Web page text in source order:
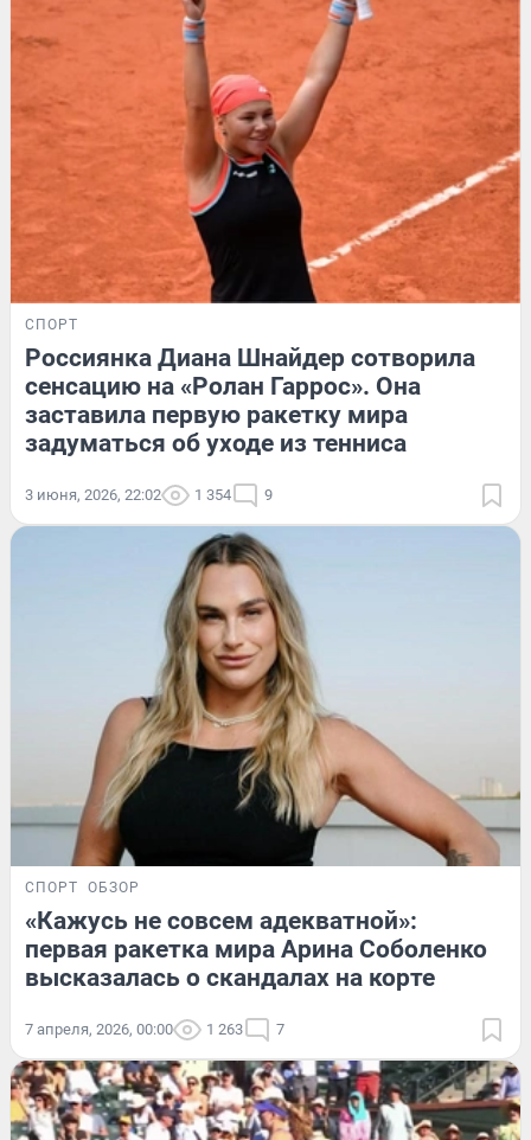
СПОРТ
Россиянка Диана Шнайдер сотворила
сенсацию на «Ролан Гаррос». Она
заставила первую ракетку мира
задуматься об уходе из тенниса
3 июня, 2026, 22:02 1 354 9
СПОРТ ОБЗОР
«Кажусь не совсем адекватной»:
первая ракетка мира Арина Соболенко
высказалась о скандалах на корте
7 апреля, 2026, 00:00 1 263 7